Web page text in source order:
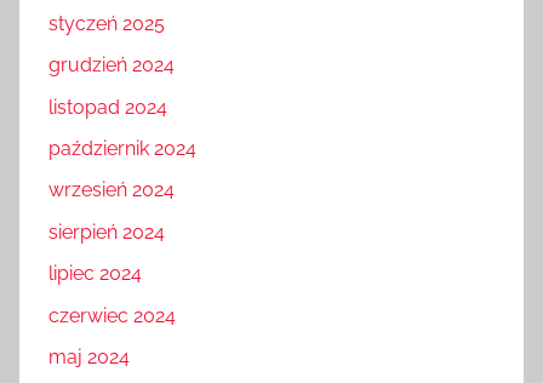
styczeń 2025
grudzień 2024
listopad 2024
październik 2024
wrzesień 2024
sierpień 2024
lipiec 2024
czerwiec 2024
maj 2024